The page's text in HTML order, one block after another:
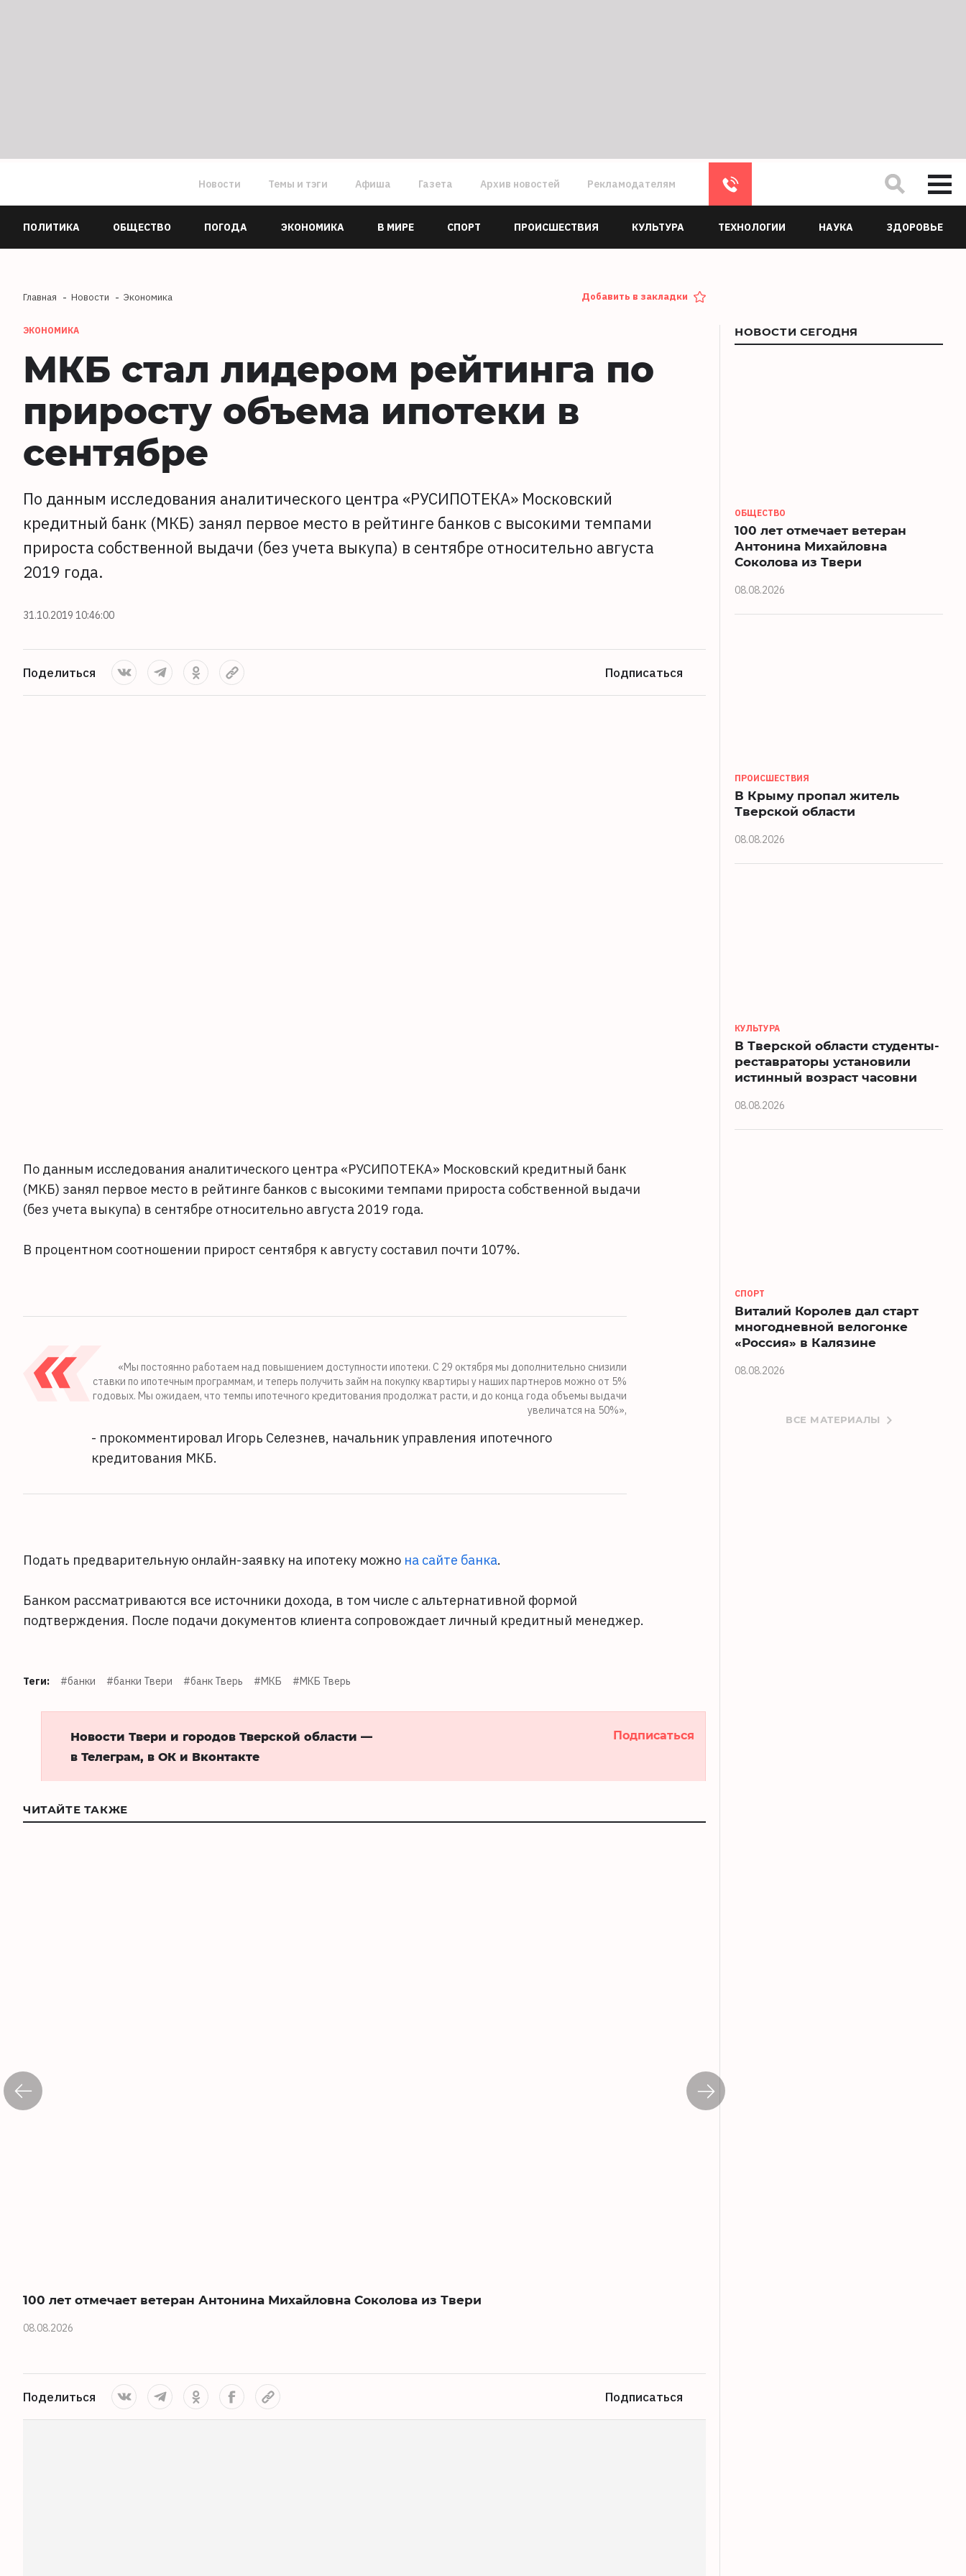
Новости Темы и тэги Афиша Газета Архив новостей Рекламодателям
ПОЛИТИКА ОБЩЕСТВО ПОГОДА ЭКОНОМИКА В МИРЕ СПОРТ ПРОИСШЕСТВИЯ КУЛЬТУРА ТЕХНОЛОГИИ НАУКА ЗДОРОВЬЕ
Главная Новости Экономика Добавить в закладки
ЭКОНОМИКА
МКБ стал лидером рейтинга по
приросту объема ипотеки в
сентябре
По данным исследования аналитического центра «РУСИПОТЕКА» Московский
кредитный банк (МКБ) занял первое место в рейтинге банков с высокими темпами
прироста собственной выдачи (без учета выкупа) в сентябре относительно августа
2019 года.
31.10.2019 10:46:00
Поделиться Подписаться
По данным исследования аналитического центра «РУСИПОТЕКА» Московский кредитный банк
(МКБ) занял первое место в рейтинге банков с высокими темпами прироста собственной выдачи
(без учета выкупа) в сентябре относительно августа 2019 года.
В процентном соотношении прирост сентября к августу составил почти 107%.
«Мы постоянно работаем над повышением доступности ипотеки. С 29 октября мы дополнительно снизили
ставки по ипотечным программам, и теперь получить займ на покупку квартиры у наших партнеров можно от 5%
годовых. Мы ожидаем, что темпы ипотечного кредитования продолжат расти, и до конца года объемы выдачи
увеличатся на 50%»,
- прокомментировал Игорь Селезнев, начальник управления ипотечного
кредитования МКБ.
Подать предварительную онлайн-заявку на ипотеку можно на сайте банка.
Банком рассматриваются все источники дохода, в том числе с альтернативной формой
подтверждения. После подачи документов клиента сопровождает личный кредитный менеджер.
Теги: #банки #банки Твери #банк Тверь #МКБ #МКБ Тверь
Новости Твери и городов Тверской области —
в Телеграм, в ОК и Вконтакте
Подписаться
ЧИТАЙТЕ ТАКЖЕ
100 лет отмечает ветеран Антонина Михайловна Соколова из Твери
08.08.2026
Поделиться Подписаться
НОВОСТИ СЕГОДНЯ
ОБЩЕСТВО
100 лет отмечает ветеран
Антонина Михайловна
Соколова из Твери
08.08.2026
ПРОИСШЕСТВИЯ
В Крыму пропал житель
Тверской области
08.08.2026
КУЛЬТУРА
В Тверской области студенты-
реставраторы установили
истинный возраст часовни
08.08.2026
СПОРТ
Виталий Королев дал старт
многодневной велогонке
«Россия» в Калязине
08.08.2026
ВСЕ МАТЕРИАЛЫ